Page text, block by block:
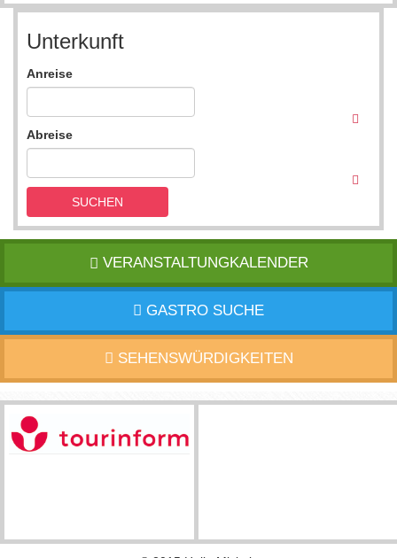
Unterkunft
Anreise
Abreise
SUCHEN
VERANSTALTUNGKALENDER
GASTRO SUCHE
SEHENSWÜRDIGKEITEN